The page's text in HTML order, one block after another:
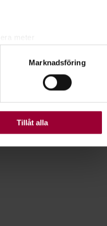
meter
. Du kan ändra
Vissa kakor är
Marknadsföring
Tillåt alla